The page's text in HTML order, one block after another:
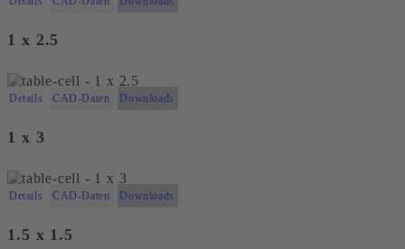
1 x 2.5
Details CAD-Daten Downloads
1 x 3
Details CAD-Daten Downloads
1.5 x 1.5